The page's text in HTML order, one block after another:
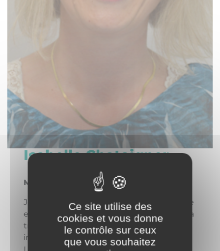
Isabelle Chataigner
Membre active du CNPPPO
Je suis Isabelle CHATAIGNIER, préparatrice
en pharmacie depuis 1995. Le syndicat m’a
très rapidement intéressée, et je me suis
impliquée dans différentes commissions.
Ce site utilise des
cookies et vous donne
le contrôle sur ceux
que vous souhaitez